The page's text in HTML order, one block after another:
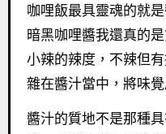
咖哩飯最具靈魂的就
暗黑咖哩醬我還真的
小辣的辣度，不辣但
雜在醬汁當中，將味
醬汁的質地不是那種